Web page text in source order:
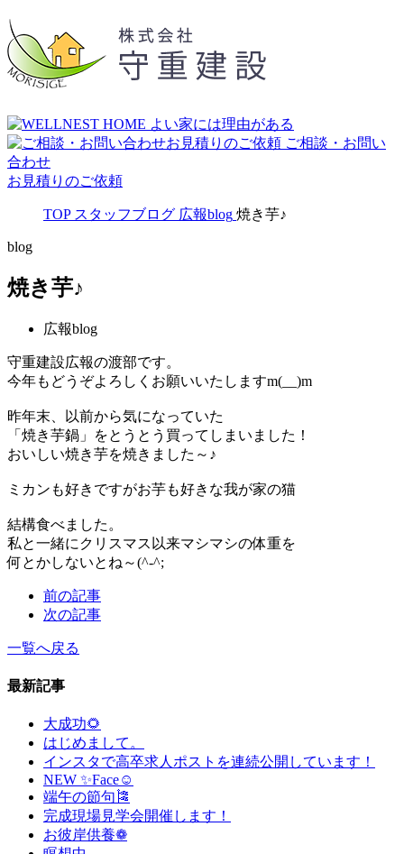
ご相談・お問い
合わせ
お見積りのご依頼
TOP スタッフブログ 広報blog 焼き芋♪
blog
焼き芋♪
広報blog
守重建設広報の渡部です。
今年もどうぞよろしくお願いいたしますm(__)m
昨年末、以前から気になっていた
「焼き芋鍋」をとうとう買ってしまいました！
おいしい焼き芋を焼きました～♪
ミカンも好きですがお芋も好きな我が家の猫
結構食べました。
私と一緒にクリスマス以来マシマシの体重を
何とかしないとね～(^-^;
前の記事
次の記事
一覧へ戻る
最新記事
大成功🌻
はじめまして。
インスタで高卒求人ポストを連続公開しています！
NEW ✨Face☺
端午の節句🎏
完成現場見学会開催します！
お彼岸供養❁